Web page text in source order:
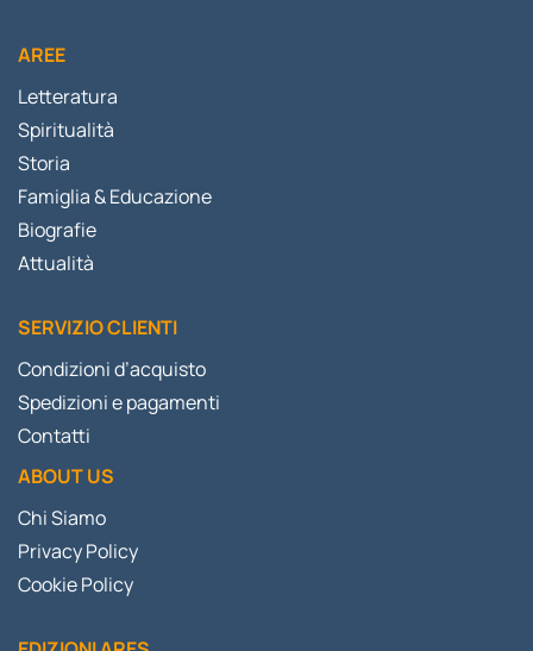
AREE
Letteratura
Spiritualità
Storia
Famiglia & Educazione
Biografie
Attualità
SERVIZIO CLIENTI
Condizioni d’acquisto
Spedizioni e pagamenti
Contatti
ABOUT US
Chi Siamo
Privacy Policy
Cookie Policy